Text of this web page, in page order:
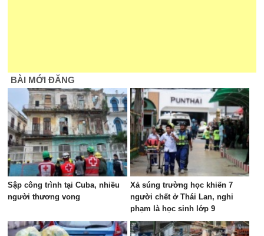
BÀI MỚI ĐĂNG
Sập công trình tại Cuba, nhiều
người thương vong
Xả súng trường học khiến 7
người chết ở Thái Lan, nghi
phạm là học sinh lớp 9